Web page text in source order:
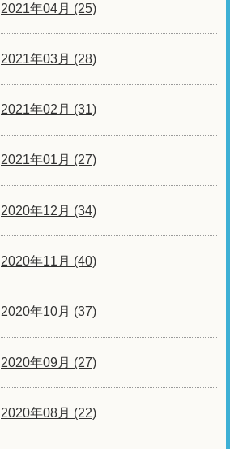
2021年04月 (25)
2021年03月 (28)
2021年02月 (31)
2021年01月 (27)
2020年12月 (34)
2020年11月 (40)
2020年10月 (37)
2020年09月 (27)
2020年08月 (22)